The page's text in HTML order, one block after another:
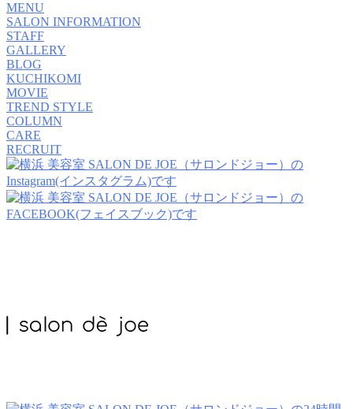
MENU
SALON INFORMATION
STAFF
GALLERY
BLOG
KUCHIKOMI
MOVIE
TREND STYLE
COLUMN
CARE
RECRUIT